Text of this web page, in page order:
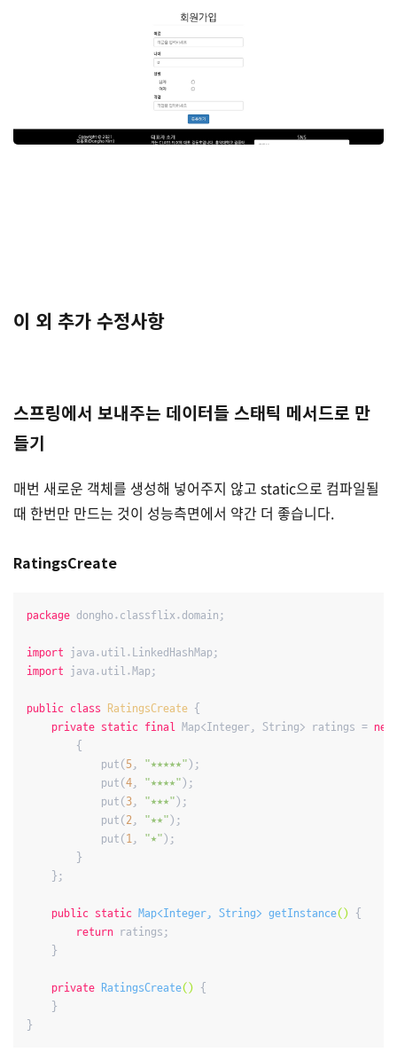
이 외 추가 수정사항
스프링에서 보내주는 데이터들 스태틱 메서드로 만
들기
매번 새로운 객체를 생성해 넣어주지 않고 static으로 컴파일될
때 한번만 만드는 것이 성능측면에서 약간 더 좋습니다.
RatingsCreate
package dongho.classflix.domain;
import
import java.util.Map;
public class RatingsCreate {
private static final Map<Integer, String> ratings = new
        {
            put(
5, "★★★★★" );
            put(
4, "★★★★" );
            put(
3, "★★★" );
            put(
2 , "★★" );
            put(
1 , "★" );
        }
    };
public static Map<Integer, String> getInstance() {
return ratings;
    }
private RatingsCreate() {
    }
}